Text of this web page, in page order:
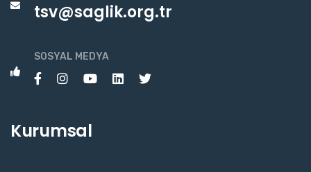
tsv@saglik.org.tr
SOSYAL MEDYA
Kurumsal